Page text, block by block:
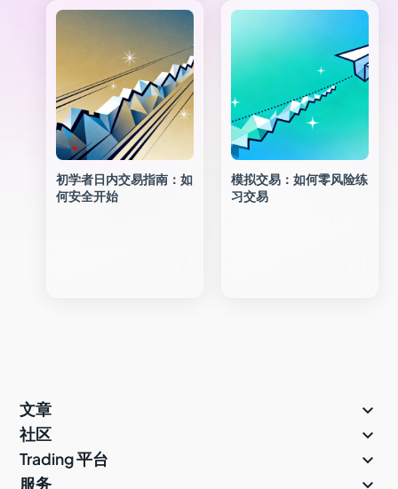
初学者日内交易指南：如
何安全开始
模拟交易：如何零风险练
习交易
文章 
社区 
Trading 平台 
服务